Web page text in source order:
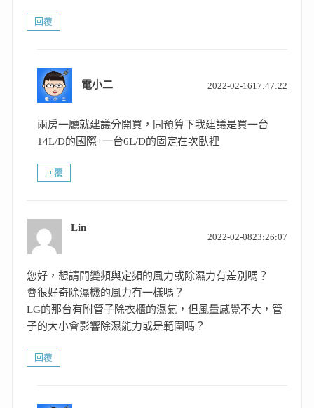
回覆
電小二 2022-02-1617:47:22
兩房一廳就建議分開買，同預算下我建議是買一台
14L/D的國際+一台6L/D的固定在次臥裡
回覆
Lin
2022-02-0823:26:07
您好，想請問變頻與定頻的風力或除濕力有差別嗎？
會很好奇除濕機的風力有一樣嗎？
LG的那台有附管子除衣櫃的濕氣，但風量感覺不大，管
子的大小會影響除濕能力或是範圍嗎？
回覆